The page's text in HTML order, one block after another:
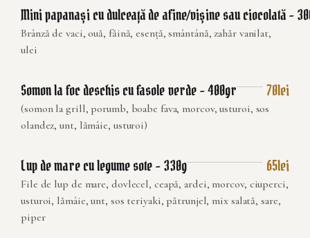
Mini papanași cu dulceață de afine/vișine sau ciocolată –
Brânză de vaci, ouă, făină, esență, smântână, zahăr vanilat,
ulei
Somon la foc deschis cu fasole verde – 400gr 70lei
(somon la grill, porumb, boabe fava, morcov, usturoi, sos
olandez, unt, lămâie, usturoi)
Lup de mare cu legume sote – 330g 65lei
File de lup de mare, dovlecel, ceapă, ardei, morcov, ciuperci,
usturoi, lămâie, unt, sos teriyaki, pătrunjel, mix salată, sare,
piper